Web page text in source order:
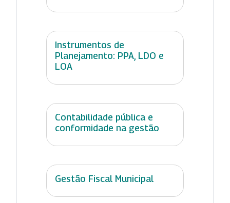
Instrumentos de
Planejamento: PPA, LDO e
LOA
Contabilidade pública e
conformidade na gestão
Gestão Fiscal Municipal